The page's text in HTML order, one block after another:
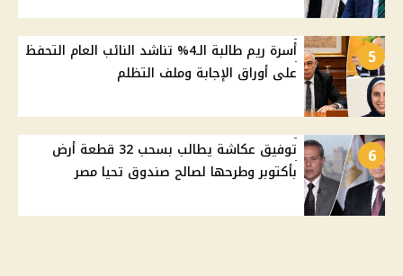
5
أسرة ريم طالبة الـ4% تناشد النائب العام التحفظ
على أوراق الإجابة وملف التظلم
6
توفيق عكاشة يطالب بسحب 32 قطعة أرض
بأكتوبر وطرحها لصالح صندوق تحيا مصر